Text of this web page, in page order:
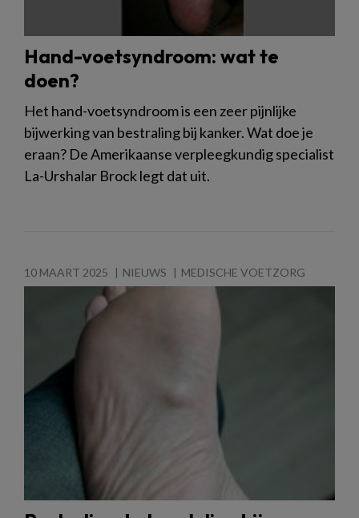
Hand-voetsyndroom: wat te
doen?
Het hand-voetsyndroom is een zeer pijnlijke
bijwerking van bestraling bij kanker. Wat doe je
eraan? De Amerikaanse verpleegkundig specialist
La-Urshalar Brock legt dat uit.
10 MAART 2025 NIEUWS MEDISCHE VOETZORG